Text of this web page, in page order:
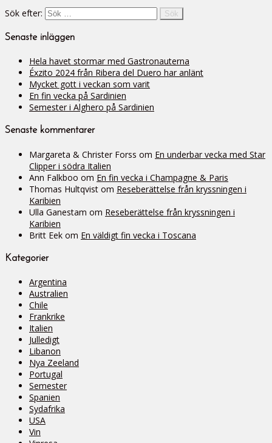
Sök efter:
Senaste inläggen
Hela havet stormar med Gastronauterna
Éxzito 2024 från Ribera del Duero har anlänt
Mycket gott i veckan som varit
En fin vecka på Sardinien
Semester i Alghero på Sardinien
Senaste kommentarer
Margareta & Christer Forss om En underbar vecka med Star
Clipper i södra Italien
Ann Falkboo om En fin vecka i Champagne & Paris
Thomas Hultqvist om Reseberättelse från kryssningen i
Karibien
Ulla Ganestam om Reseberättelse från kryssningen i
Karibien
Britt Eek om En väldigt fin vecka i Toscana
Kategorier
Argentina
Australien
Chile
Frankrike
Italien
Julledigt
Libanon
Nya Zeeland
Portugal
Semester
Spanien
Sydafrika
USA
Vin